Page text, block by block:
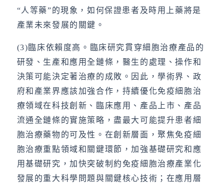
“人等藥”的現象，如何保證患者及時用上藥將是
產業未來發展的關鍵。
(3)臨床依賴度高。臨床研究貫穿細胞治療產品的
研發、生產和應用全鏈條，醫生的處理、操作和
決策可能決定著治療的成敗。因此，學術界、政
府和產業界應該加強合作，持續優化免疫細胞治
療領域在科技創新、臨床應用、產品上市、產品
流通全鏈條的實施策略，盡最大可能提升患者細
胞治療藥物的可及性。在創新層面，聚焦免疫細
胞治療重點領域和關鍵環節，加強基礎研究和應
用基礎研究，加快突破制約免疫細胞治療產業化
發展的重大科學問題與關鍵核心技術；在應用層